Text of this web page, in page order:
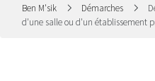
Ben M'sik Démarches
d'une salle ou d'un établissement